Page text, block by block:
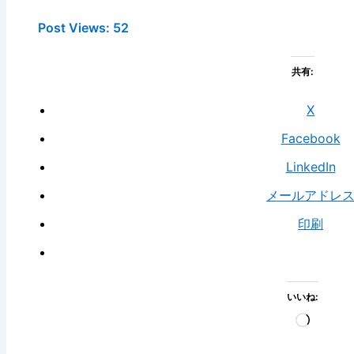
Post Views: 52
共有:
X
Facebook
LinkedIn
メールアドレス
印刷
いいね:
読